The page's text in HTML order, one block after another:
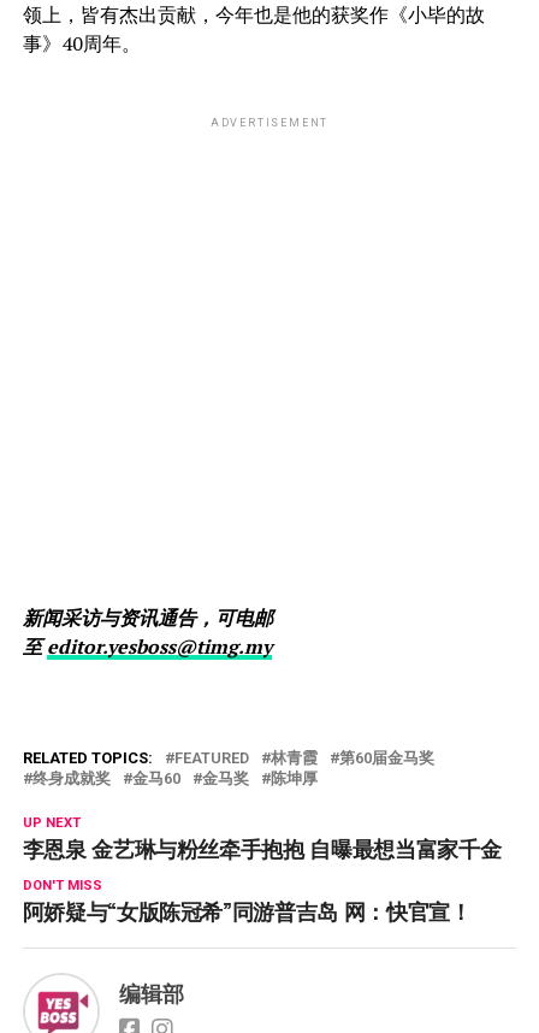
领上，皆有杰出贡献，今年也是他的获奖作《小毕的故
事》40周年。
ADVERTISEMENT
新闻采访与资讯通告，可电邮
至editor.yesboss@timg.my
RELATED TOPICS: FEATURED 林青霞
第60届金马奖
终身成就奖
金马60 金马奖 陈坤厚
UP NEXT
李恩泉 金艺琳与粉丝牵手抱抱 自曝最想当富家千金
DON'T MISS
阿娇疑与“女版陈冠希”同游普吉岛 网：快官宣！
编辑部